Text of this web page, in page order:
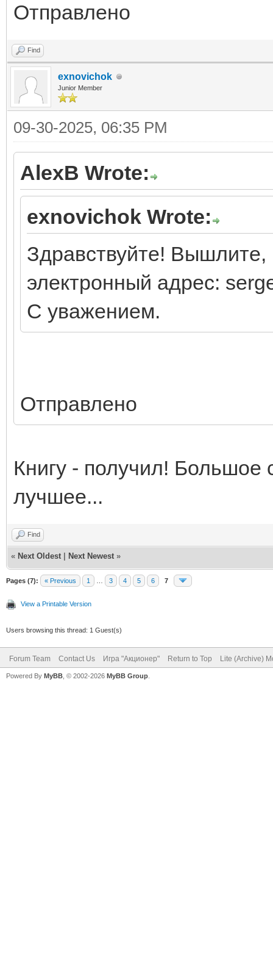
Отправлено
Find
exnovichok
Junior Member
09-30-2025, 06:35 PM
AlexB Wrote:
exnovichok Wrote:
Здравствуйте! Вышлите,
электронный адрес:
С уважением.
Отправлено
Книгу - получил! Большое
лучшее...
Find
« Next Oldest Next Newest »
Pages (7): « Previous 1 3 4 5 6 7
View a Printable Version
Users browsing this thread: 1 Guest(s)
Forum Team Contact Us Игра "Акционер" Return to Top Lite (Archive)
Powered By MyBB , © 2002-2026 MyBB Group